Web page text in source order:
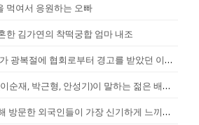
먹여서 응원하는 오빠
한 김가연의 착떡궁합 엄마 내조
배구 대표 김연경 선수가 광복절에 협회로부터 경고를 받았던 이유
한국의 베테랑 배우들(이순재, 박근형, 안성기)이 말하는 젊은 배우들
한국 여름을 즐기기위해 방문한 외국인들이 가장 신기하게 느끼는 것(암내가...